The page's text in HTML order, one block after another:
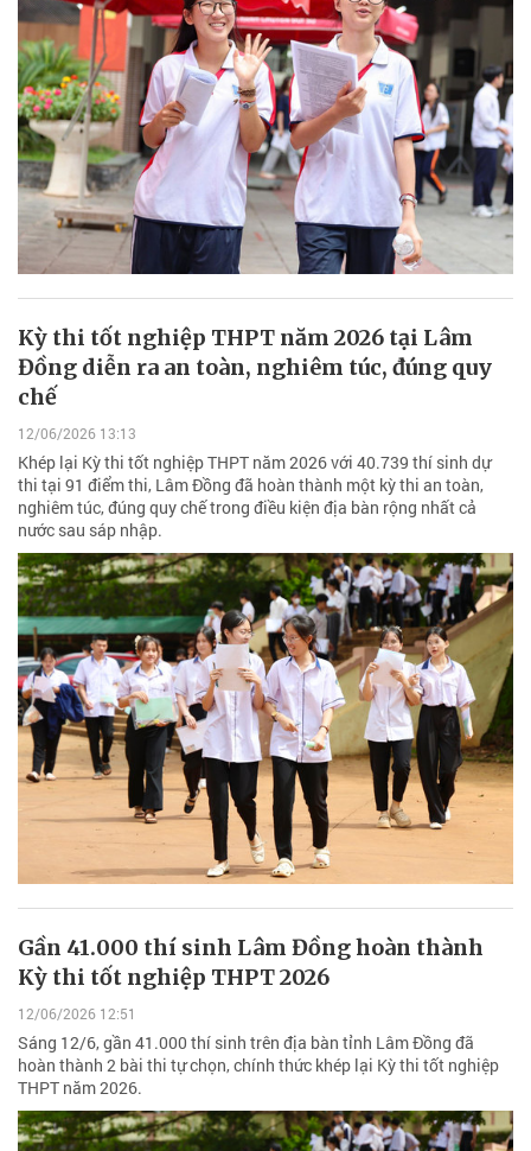
Kỳ thi tốt nghiệp THPT năm 2026 tại Lâm
Đồng diễn ra an toàn, nghiêm túc, đúng quy
chế
12/06/2026 13:13
Khép lại Kỳ thi tốt nghiệp THPT năm 2026 với 40.739 thí sinh dự
thi tại 91 điểm thi, Lâm Đồng đã hoàn thành một kỳ thi an toàn,
nghiêm túc, đúng quy chế trong điều kiện địa bàn rộng nhất cả
nước sau sáp nhập.
Gần 41.000 thí sinh Lâm Đồng hoàn thành
Kỳ thi tốt nghiệp THPT 2026
12/06/2026 12:51
Sáng 12/6, gần 41.000 thí sinh trên địa bàn tỉnh Lâm Đồng đã
hoàn thành 2 bài thi tự chọn, chính thức khép lại Kỳ thi tốt nghiệp
THPT năm 2026.